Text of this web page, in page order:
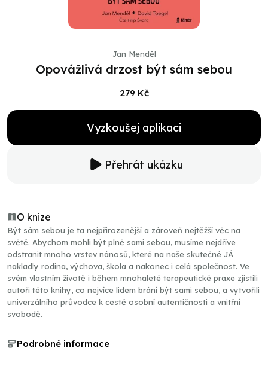
Jan Menděl
Opovážlivá drzost být sám sebou
279 Kč
Vyzkoušej aplikaci
Přehrát ukázku
O knize
Být sám sebou je ta nejpřirozenější a zároveň nejtěžší věc na
světě. Abychom mohli být plně sami sebou, musíme nejdříve
odstranit mnoho vrstev nánosů, které na naše skutečné JÁ
nakladly rodina, výchova, škola a nakonec i celá společnost. Ve
svém vlastním životě i během mnohaleté terapeutické praxe zjistili
autoři této knihy, co nejvíce lidem brání být sami sebou, a vytvořili
univerzálního průvodce k cestě osobní autentičnosti a vnitřní
svobodě.
Podrobné informace